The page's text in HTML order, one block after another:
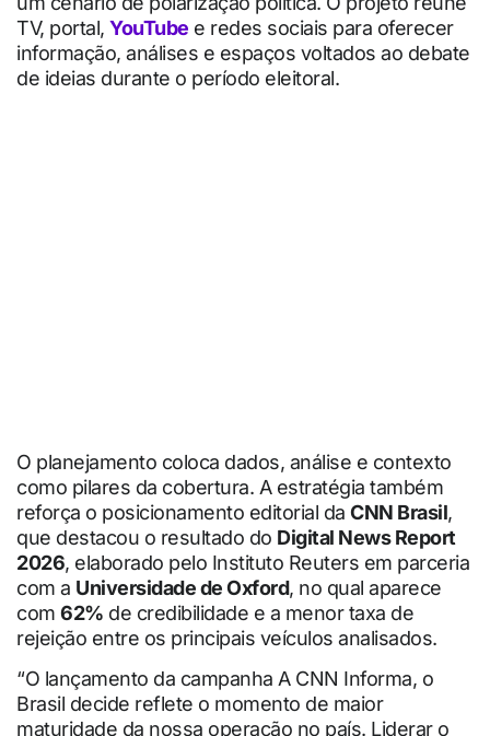
TV, portal, YouTube e redes sociais para oferecer
informação, análises e espaços voltados ao debate
de ideias durante o período eleitoral.
O planejamento coloca dados, análise e contexto
como pilares da cobertura. A estratégia também
reforça o posicionamento editorial da CNN Brasil,
que destacou o resultado do Digital News Report
2026, elaborado pelo Instituto Reuters em parceria
com a Universidade de Oxford, no qual aparece
com 62% de credibilidade e a menor taxa de
rejeição entre os principais veículos analisados.
“O lançamento da campanha A CNN Informa, o
Brasil decide reflete o momento de maior
maturidade da nossa operação no país. Liderar o